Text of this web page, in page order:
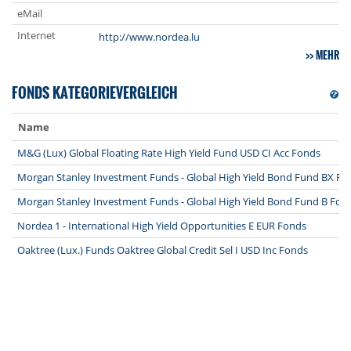
eMail
Internet
http://www.nordea.lu
MEHR
FONDS KATEGORIEVERGLEICH
Name
M&G (Lux) Global Floating Rate High Yield Fund USD CI Acc Fonds
Morgan Stanley Investment Funds - Global High Yield Bond Fund BX
Morgan Stanley Investment Funds - Global High Yield Bond Fund B
Nordea 1 - International High Yield Opportunities E EUR Fonds
Oaktree (Lux.) Funds Oaktree Global Credit Sel I USD Inc Fonds